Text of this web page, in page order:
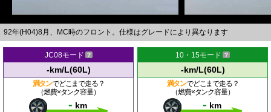
92年(H04)8月、MC時のフロント。仕様はグレードにより異なります
JC08モード
-km/L(60L)
満タンでどこまで走る？
（燃費×タンク容量）
- km
10・15モード
-km/L(60L)
満タンでどこまで走る？
（燃費×タンク容量）
- km